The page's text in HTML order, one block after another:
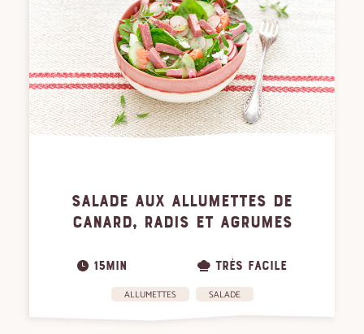
SALADE AUX ALLUMETTES DE
CANARD, RADIS ET AGRUMES
15MIN TRÈS FACILE
ALLUMETTES SALADE